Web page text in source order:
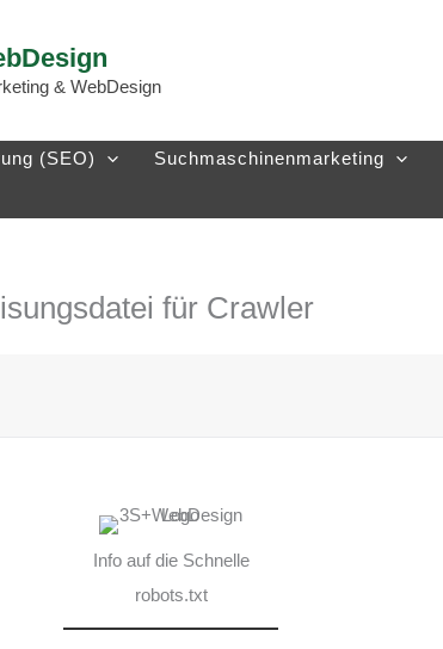
& WebDesign
(SEO) Suchmaschinenmarketing
für Crawler
Info auf die Schnelle
robots.txt